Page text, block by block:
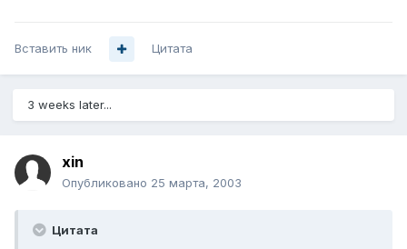
Вставить ник Цитата
3 weeks later...
xin
Опубликовано 25 марта, 2003
Цитата